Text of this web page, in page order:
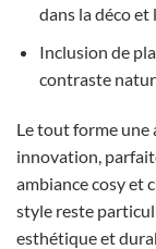
dans la déco et
Inclusion de
contraste
Le tout forme
innovation,
ambiance cosy et
style reste
esthétique et